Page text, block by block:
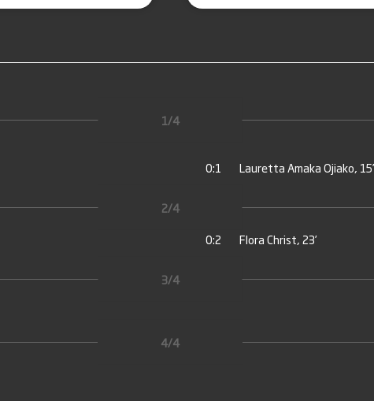
1/4
0:1 Lauretta Amaka Ojiako, 15’
2/4
0:2
Flora Christ, 23’
3/4
4/4